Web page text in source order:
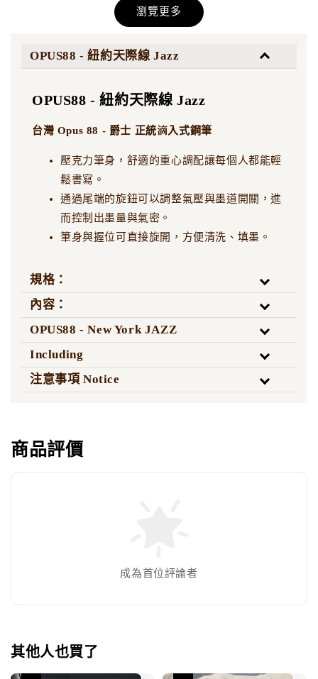
NT$ 7,500
-
刀劍磨匠坊 - 雙層雙面
NT$ 5,500
NT$ 7,500
瀏覽更多
OPUS88 - 紐約天際線 Jazz
OPUS88 - 紐約天際線 Jazz
台灣 Opus 88 - 爵士 正統滴入式鋼筆
壓克力筆身，舒適的重心調配讓每個人都能輕
鬆書寫。
通過尾端的旋鈕可以調整氣壓與墨道開關，進
而控制出墨量與氣密。
筆身與握位可直接旋開，方便清洗、填墨。
規格：
內容：
OPUS88 - New York JAZZ
Including
注意事項 Notice
商品評價
成為首位評論者
其他人也買了